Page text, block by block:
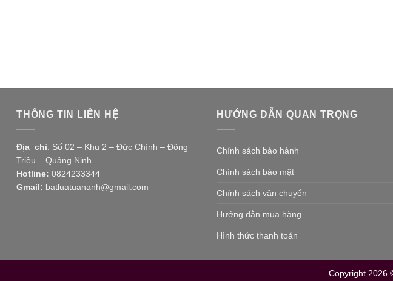
THÔNG TIN LIÊN HỆ
Địa chỉ: Số 02 – Khu 2 – Đức Chính – Đông
Triều – Quảng Ninh
Hotline: 0824233344
Gmail: batluatuananh@gmail.com
HƯỚNG DẪN QUAN TRỌNG
Chính sách bảo hành
Chính sách bảo mật
Chính sách vận chuyển
Hướng dẫn mua hàng
Hình thức thanh toán
Copyright 2026